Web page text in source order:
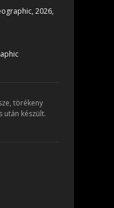
2026,
törékeny
készült.